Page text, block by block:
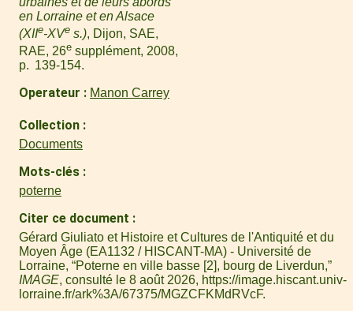
en Lorraine et en Alsace
(XIIe-XVe s.), Dijon, SAE,
RAE, 26e supplément, 2008,
p. 139-154.
Operateur Manon Carrey
Collection
Documents
Mots-clés
poterne
Citer ce document
Gérard Giuliato et Histoire et Cultures de l'Antiquité et du
Moyen Âge (EA1132 / HISCANT-MA) - Université de
Lorraine, “Poterne en ville basse [2], bourg de Liverdun,”
IMAGE, consulté le 8 août 2026, https://image.hiscant.univ-
lorraine.fr/ark%3A/67375/MGZCFKMdRVcF.